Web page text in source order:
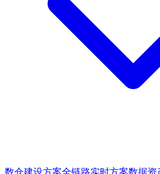
数仓建设方案全链路实时方案数据资